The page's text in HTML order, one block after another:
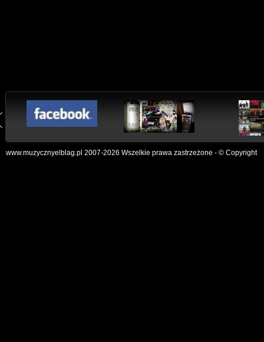
www.muzycznyelblag.pl 2007-2026 Wszelkie prawa zastrzeżone - © Copyright